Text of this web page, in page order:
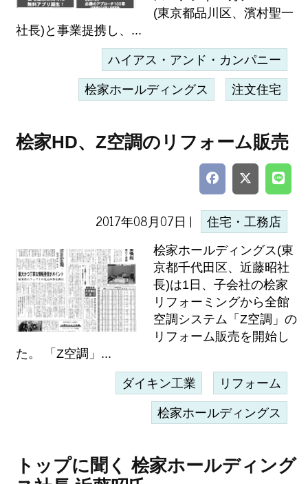
(東京都品川区、濱村聖一
社長)と事業提携し、...
ハイアス・アンド・カンパニー
桧家ホールディングス 注文住宅
桧家HD、Z空調のリフォーム販売
2017年08月07日 | 住宅・工務店
桧家ホールディングス(東
京都千代田区、近藤昭社
長)は1日、子会社の桧家
リフォーミングから全館
空調システム「Z空調」の
リフォーム販売を開始し
た。 「Z空調」...
ダイキン工業 リフォーム
桧家ホールディングス
トップに聞く 桧家ホールディング